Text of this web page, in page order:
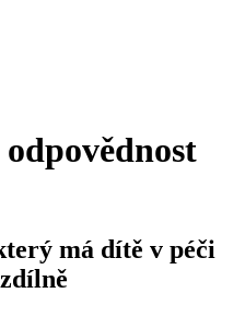
má dítě v péči